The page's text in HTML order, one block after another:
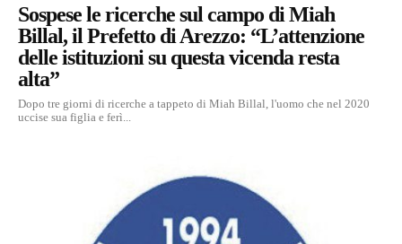
Sospese le ricerche sul campo di Miah
Billal, il Prefetto di Arezzo: “L’attenzione
delle istituzioni su questa vicenda resta
alta”
Dopo tre giorni di ricerche a tappeto di Miah Billal, l'uomo che nel 2020
uccise sua figlia e ferì...